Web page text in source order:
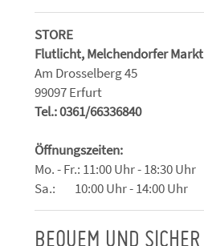
STORE
Flutlicht, Melchendorfer Markt
Am Drosselberg 45
99097 Erfurt
Tel.: 0361/66336840
Öffnungszeiten:
Mo. - Fr.: 11:00 Uhr - 18:30 Uhr
Sa.: 10:00 Uhr - 14:00 Uhr
BEQUEM UND SICHER